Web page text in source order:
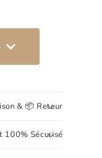
& 📦 Retour
100% Sécurisé